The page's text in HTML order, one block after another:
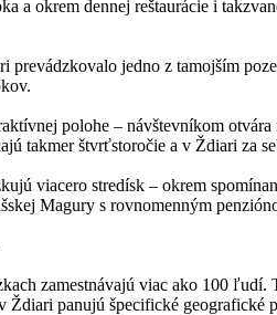
a okrem dennej reštaurácie i
prevádzkovalo jedno z tamojším
polohe – návštevníkom
takmer štvrťstoročie a v Ždiari za
viacero stredísk – okrem
Magury s rovnomenným
zamestnávajú viac ako 100
Ždiari panujú špecifické geografické